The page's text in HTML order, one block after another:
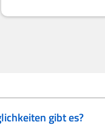
gibt es?